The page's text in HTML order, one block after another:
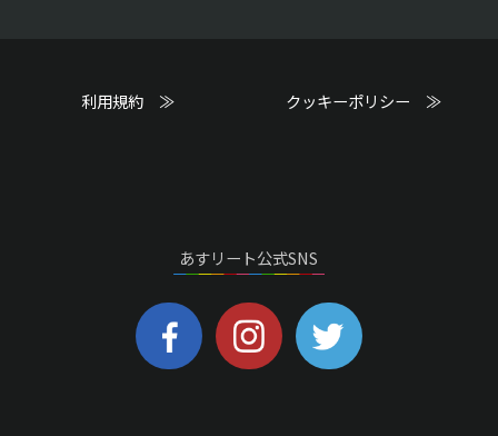
利用規約 ≫ クッキーポリシー ≫
あすリート公式SNS